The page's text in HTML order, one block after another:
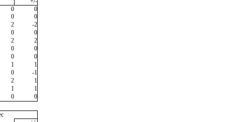
0
0
0
0
2
-2
0
0
2
2
0
0
0
0
1
1
0
-1
2
1
1
1
0
0